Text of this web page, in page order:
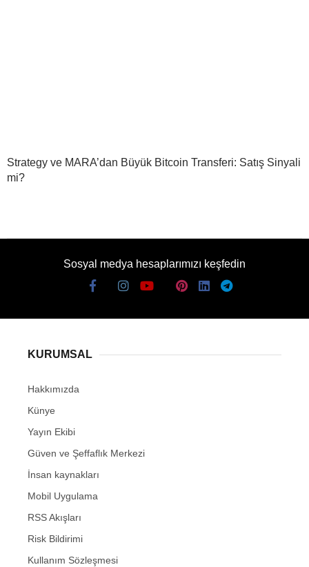
Strategy ve MARA’dan Büyük Bitcoin Transferi: Satış Sinyali
mi?
Sosyal medya hesaplarımızı keşfedin
KURUMSAL
Hakkımızda
Künye
Yayın Ekibi
Güven ve Şeffaflık Merkezi
İnsan kaynakları
Mobil Uygulama
RSS Akışları
Risk Bildirimi
Kullanım Sözleşmesi